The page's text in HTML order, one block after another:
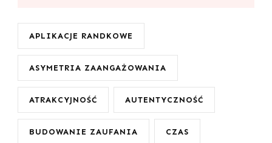
APLIKACJE RANDKOWE
ASYMETRIA ZAANGAŻOWANIA
ATRAKCYJNOŚĆ AUTENTYCZNOŚĆ
BUDOWANIE ZAUFANIA CZAS